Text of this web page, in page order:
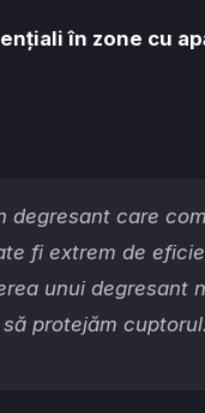
în zone cu
degresant care
fi extrem de
unui degresant
protejăm